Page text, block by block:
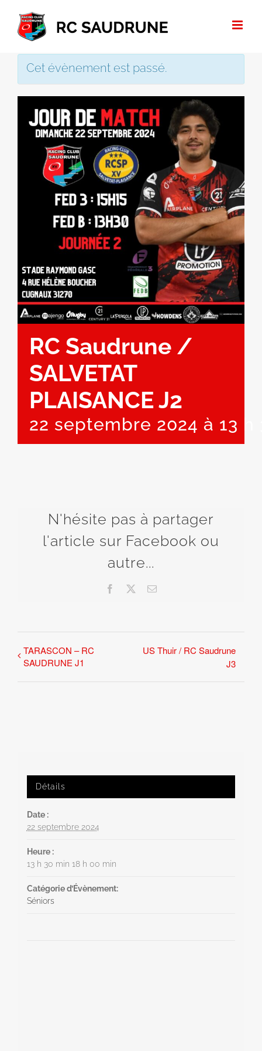
Passer
contenu
Cet évènement est passé.
RC Saudrune /
SALVETAT
PLAISANCE J2
22 septembre 2024 à 13 h
N'hésite pas à partager
l'article sur Facebook ou
autre...
Facebook Email
TARASCON – RC
SAUDRUNE J1
US Thuir / RC Saudrune
J3
Détails
Date :
22 septembre 2024
Heure :
13 h 30 min 18 h 00 min
Catégorie d’Évènement:
Séniors